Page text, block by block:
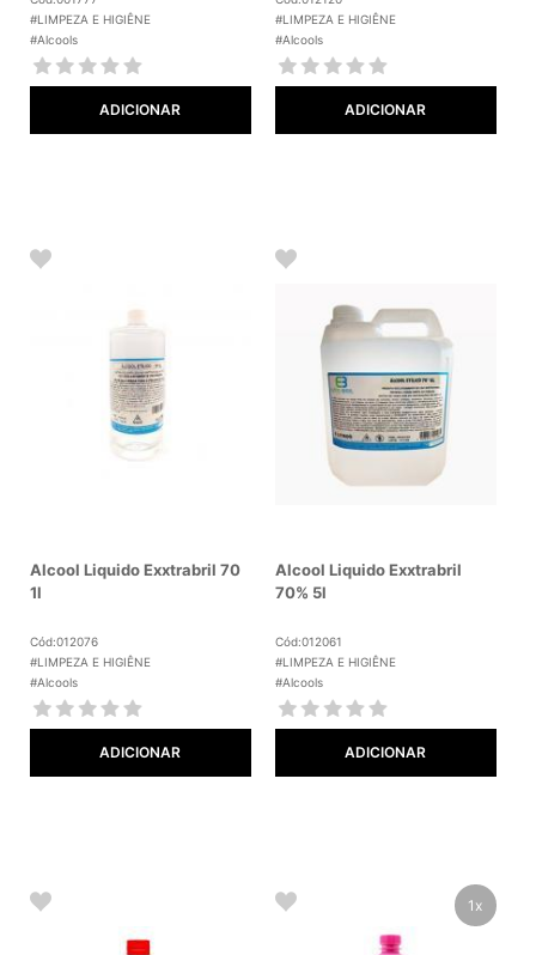
#LIMPEZA E HIGIÊNE
#Alcools
ADICIONAR
#LIMPEZA E HIGIÊNE
#Alcools
ADICIONAR
Alcool Liquido Exxtrabril 70
1l
Cód:012076
#LIMPEZA E HIGIÊNE
#Alcools
ADICIONAR
Alcool Liquido Exxtrabril
70% 5l
Cód:012061
#LIMPEZA E HIGIÊNE
#Alcools
ADICIONAR
1x